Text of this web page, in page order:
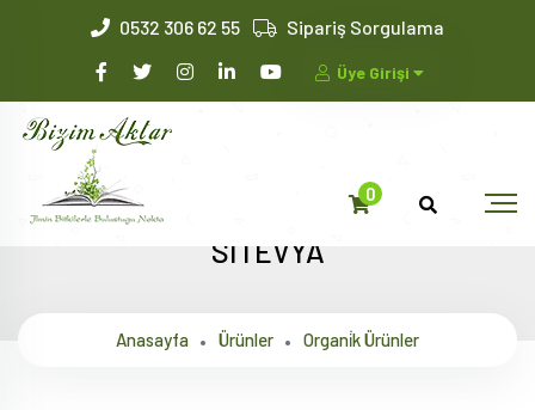
0532 306 62 55 Sipariş Sorgulama
Üye Girişi
0
SİTEVYA
Anasayfa Ürünler Organi̇k Ürünler